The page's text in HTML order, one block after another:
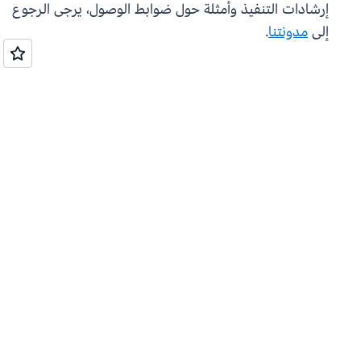
إرشادات التنفيذ وأمثلة حول ضوابط الوصول، يرجى الرجوع
إلىمدونتنا.